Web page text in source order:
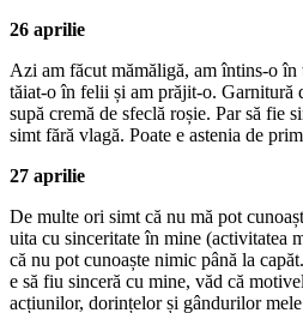
26 aprilie
Azi am făcut mămăligă, am întins-o în
tăiat-o în felii și am prăjit-o. Garnitură
supă cremă de sfeclă roșie. Par să fie
simt fără vlagă. Poate e astenia de
27 aprilie
De multe ori simt că nu mă pot
uita cu sinceritate în mine (activitatea
că nu pot cunoaște nimic până la
e să fiu sinceră cu mine, văd că
acțiunilor, dorințelor și gândurilor